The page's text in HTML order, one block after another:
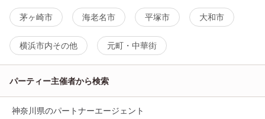
茅ヶ崎市 海老名市 平塚市 大和市
横浜市内その他 元町・中華街
パーティー主催者から検索
神奈川県のパートナーエージェント